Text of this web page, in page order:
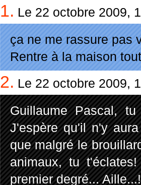
1. Le 22 octobre 2009,
ça ne me rassure pas
Rentre à la maison
2. Le 22 octobre 2009,
Guillaume Pascal,
J'espère qu'il n'y
que malgré le
animaux, tu
premier degré... Aille...!